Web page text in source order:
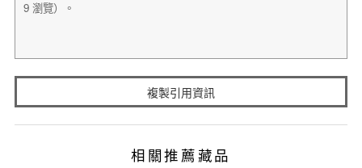
複製引用資訊
相關推薦藏品